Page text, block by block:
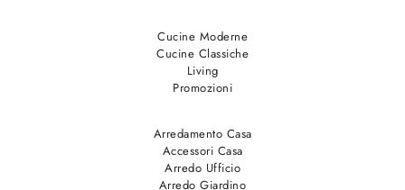
Cucine Moderne
Cucine Classiche
Living
Promozioni
Arredamento Casa
Accessori Casa
Arredo Ufficio
Arredo Giardino